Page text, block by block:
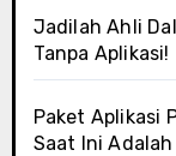
Jadilah Ahli
Tanpa Aplikasi!
Paket Aplikasi
Saat Ini